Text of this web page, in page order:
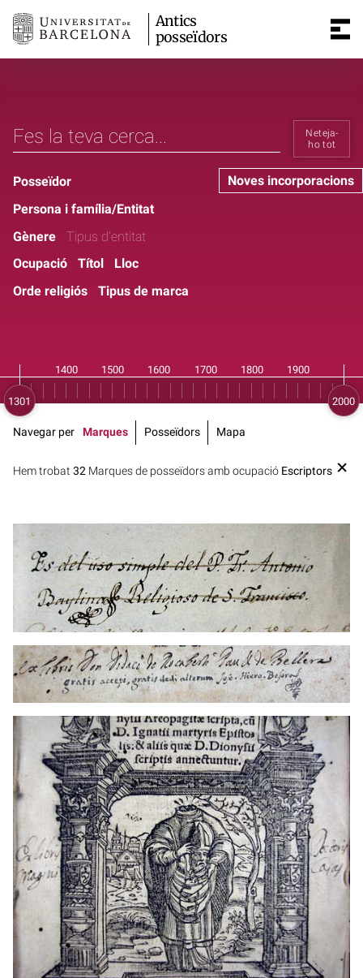
Antics
posseïdors
Neteja-
ho tot
Noves incorporacions
Posseïdor
Persona i família/Entitat
Gènere
Tipus d'entitat
Ocupació
Títol
Lloc
Orde religiós
Tipus de marca
Hem trobat 32 Marques de posseïdors amb ocupació Escriptors
Navegar per Marques Posseïdors Mapa